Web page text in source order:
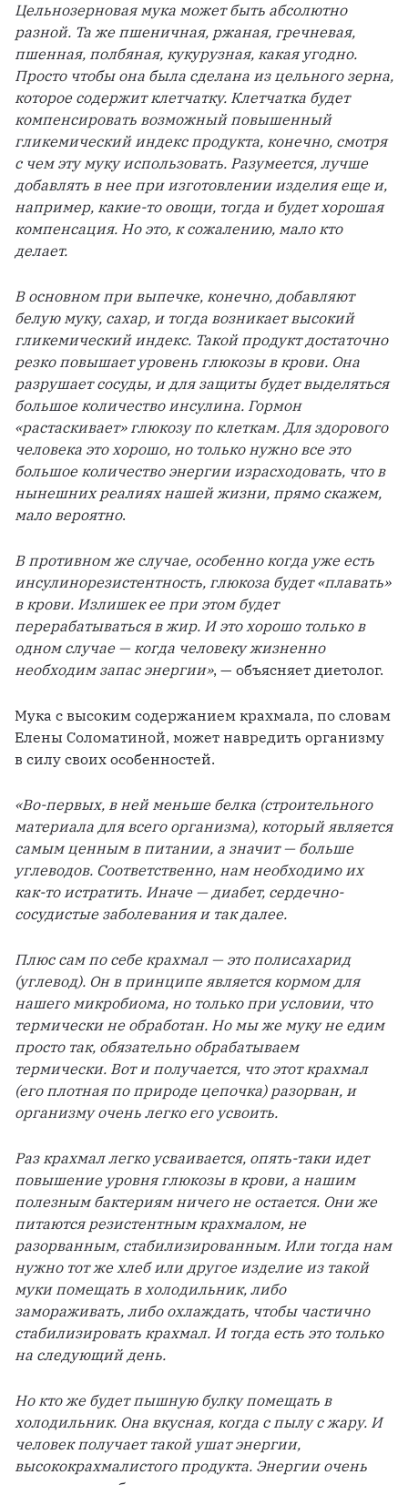
Цельнозерновая мука может быть абсолютно
разной. Та же пшеничная, ржаная, гречневая,
пшенная, полбяная, кукурузная, какая угодно.
Просто чтобы она была сделана из цельного зерна,
которое содержит клетчатку. Клетчатка будет
компенсировать возможный повышенный
гликемический индекс продукта, конечно, смотря
с чем эту муку использовать. Разумеется, лучше
добавлять в нее при изготовлении изделия еще и,
например, какие-то овощи, тогда и будет хорошая
компенсация. Но это, к сожалению, мало кто
делает.
В основном при выпечке, конечно, добавляют
белую муку, сахар, и тогда возникает высокий
гликемический индекс. Такой продукт достаточно
резко повышает уровень глюкозы в крови. Она
разрушает сосуды, и для защиты будет выделяться
большое количество инсулина. Гормон
«растаскивает» глюкозу по клеткам. Для здорового
человека это хорошо, но только нужно все это
большое количество энергии израсходовать, что в
нынешних реалиях нашей жизни, прямо скажем,
мало вероятно.
В противном же случае, особенно когда уже есть
инсулинорезистентность, глюкоза будет «плавать»
в крови. Излишек ее при этом будет
перерабатываться в жир. И это хорошо только в
одном случае — когда человеку жизненно
необходим запас энергии», — объясняет диетолог.
Мука с высоким содержанием крахмала, по словам
Елены Соломатиной, может навредить организму
в силу своих особенностей.
«Во-первых, в ней меньше белка (строительного
материала для всего организма), который является
самым ценным в питании, а значит — больше
углеводов. Соответственно, нам необходимо их
как-то истратить. Иначе — диабет, сердечно-
сосудистые заболевания и так далее.
Плюс сам по себе крахмал — это полисахарид
(углевод). Он в принципе является кормом для
нашего микробиома, но только при условии, что
термически не обработан. Но мы же муку не едим
просто так, обязательно обрабатываем
термически. Вот и получается, что этот крахмал
(его плотная по природе цепочка) разорван, и
организму очень легко его усвоить.
Раз крахмал легко усваивается, опять-таки идет
повышение уровня глюкозы в крови, а нашим
полезным бактериям ничего не остается. Они же
питаются резистентным крахмалом, не
разорванным, стабилизированным. Или тогда нам
нужно тот же хлеб или другое изделие из такой
муки помещать в холодильник, либо
замораживать, либо охлаждать, чтобы частично
стабилизировать крахмал. И тогда есть это только
на следующий день.
Но кто же будет пышную булку помещать в
холодильник. Она вкусная, когда с пылу с жару. И
человек получает такой ушат энергии,
высококрахмалистого продукта. Энергии очень